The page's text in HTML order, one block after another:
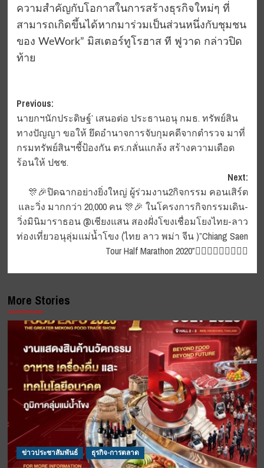
ความสำคัญกับโอกาสในการสร้างธุรกิจใหม่ๆ ที่
สามารถเกิดขึ้นได้หากมาร่วมเป็นส่วนหนึ่งกับชุมชน
ของ WeWork” มิสเตอร์ทูโรฮาส ที ฟูวาด กล่าวปิด
ท้าย
Post
navigation
Previous:
นายกฯนักประดิษฐ์’ เสนอต่อ ประธานอนุ กมธ. ทรัพย์สิน
ทางปัญญา ขอให้ ยึดอำนาจการจับกุมคดีจากตำรวจ มาที่
กรมทรัพย์สินฯชี้ป้องกัน ตร.กลั่นแกล้ง สร้างความเดือด
ร้อนให้ ปชช.
Next:
🎊🎉ปิดฉากอย่างยิ่งใหญ่ ผู้ร่วมงาน2กิจกรรม คอนเสิร์ต
และวิ่ง มากกว่า 20,000 คน 🎊🎉 ในโครงการกิจกรรมเดิน-
วิ่งมินิมาราธอน @เชียงแสน สองฝั่งโขงเชื่อมโยงไทย-ลาว
ท่องเที่ยวอนุลุ่มแม่น้ำโขง (ไทย ลาว พม่า จีน )”Chiang Saen
Tour Half Marathon 2020″🏃🏽‍♂🏃🏽‍♂🏃🏽‍♂
More Stories
ข่าวประชาสัมพันธ์ ธุรกิจ-การตลาด